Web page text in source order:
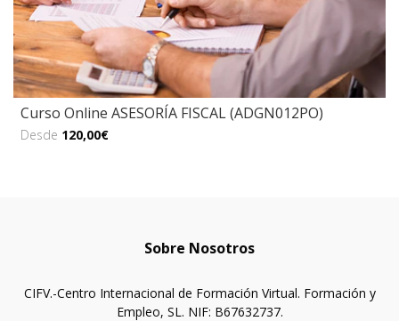
Curso Online ASESORÍA FISCAL (ADGN012PO)
Desde 120,00€
Sobre Nosotros
CIFV.-Centro Internacional de Formación Virtual. Formación y
Empleo, SL. NIF: B67632737.